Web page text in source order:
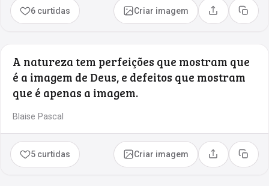
6 curtidas Criar imagem Compartilhar
Copiar
A natureza tem perfeições que mostram que
é a imagem de Deus, e defeitos que mostram
que é apenas a imagem.
Blaise Pascal
5 curtidas Criar imagem Compartilhar
Copiar